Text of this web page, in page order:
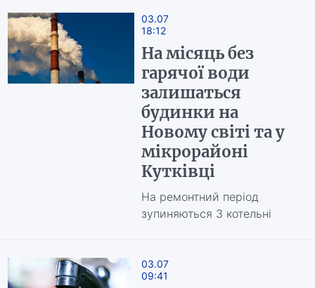
03.07
18:12
На місяць без
гарячої води
залишаться
будинки на
Новому світі та у
мікрорайоні
Кутківці
На ремонтний період
зупиняються 3 котельні
03.07
09:41